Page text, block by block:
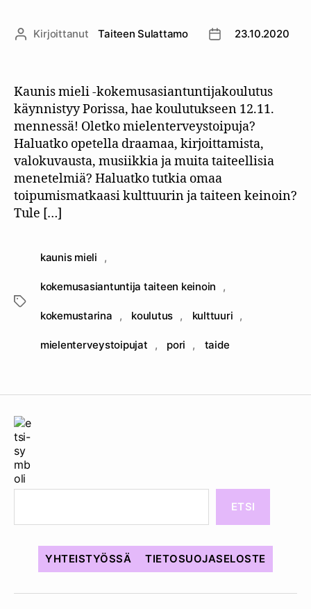
Kirjoittaja
Kirjoittanut Taiteen Sulattamo Julkaisupäivämäärä
23.10.2020
Kaunis mieli -kokemusasiantuntijakoulutus
käynnistyy Porissa, hae koulutukseen 12.11.
mennessä! Oletko mielenterveystoipuja?
Haluatko opetella draamaa, kirjoittamista,
valokuvausta, musiikkia ja muita taiteellisia
menetelmiä? Haluatko tutkia omaa
toipumismatkaasi kulttuurin ja taiteen keinoin?
Tule […]
Avainsanat
kaunis mieli ,
kokemusasiantuntija taiteen keinoin ,
kokemustarina , koulutus , kulttuuri ,
mielenterveystoipujat , pori , taide
ETSI
YHTEISTYÖSSÄ TIETOSUOJASELOSTE